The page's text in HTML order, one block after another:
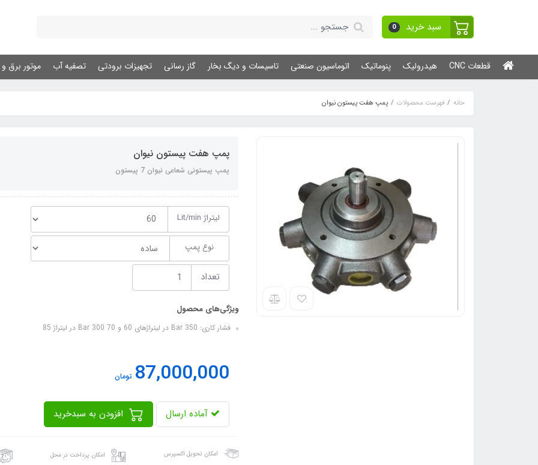
سبد خرید 0
قطعات CNC هیدرولیک پنوماتیک اتوماسیون صنعتی تاسیسات و دیگ بخار گاز رسانی تجهیزات برودتی تصفیه آب موتور برق و
خانه فهرست محصولات پمپ هفت پیستون نیوان
پمپ هفت پیستون نیوان
پمپ پیستونی شعاعی نیوان 7 پیستون
لیتراژ Lit/min
نوع پمپ
تعداد
ویژگی‌های محصول
فشار کاری: 350 Bar در لیتراژهای 60 و 70 300 Bar در لیتراژ 85
87,000,000 تومان
آماده ارسال
امکان تحویل اکسپرس امکان پرداخت در محل